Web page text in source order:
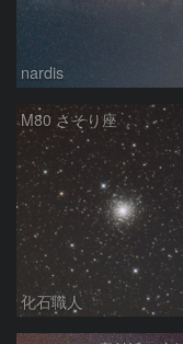
nardis
M80 さそり座
化石職人